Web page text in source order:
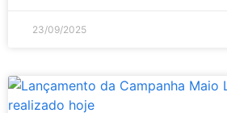
23/09/2025